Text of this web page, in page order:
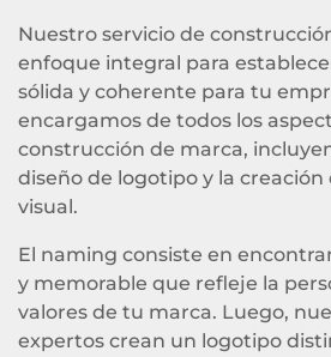
Nuestro servicio de
enfoque integral para
sólida y coherente para tu
encargamos de todos los
construcción de marca,
diseño de logotipo y la
visual.
El naming consiste en
y memorable que refleje la
valores de tu marca. Luego,
expertos crean un logotipo